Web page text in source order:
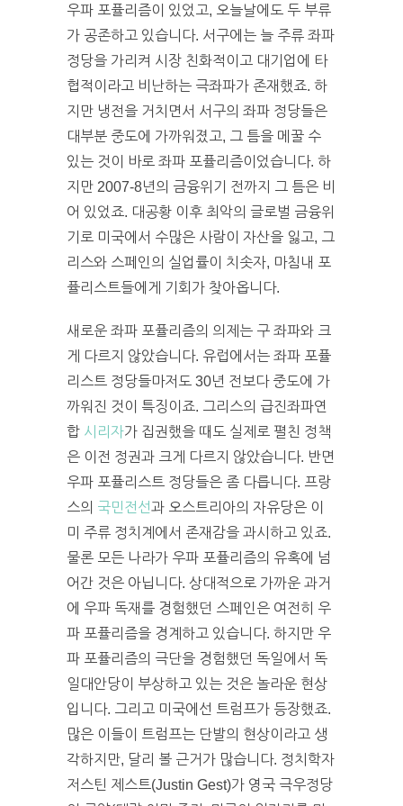
우파 포퓰리즘이 있었고, 오늘날에도 두 부류
가 공존하고 있습니다. 서구에는 늘 주류 좌파
정당을 가리켜 시장 친화적이고 대기업에 타
협적이라고 비난하는 극좌파가 존재했죠. 하
지만 냉전을 거치면서 서구의 좌파 정당들은
대부분 중도에 가까워졌고, 그 틈을 메꿀 수
있는 것이 바로 좌파 포퓰리즘이었습니다. 하
지만 2007-8년의 금융위기 전까지 그 틈은 비
어 있었죠. 대공황 이후 최악의 글로벌 금융위
기로 미국에서 수많은 사람이 자산을 잃고, 그
리스와 스페인의 실업률이 치솟자, 마침내 포
퓰리스트들에게 기회가 찾아옵니다.
새로운 좌파 포퓰리즘의 의제는 구 좌파와 크
게 다르지 않았습니다. 유럽에서는 좌파 포퓰
리스트 정당들마저도 30년 전보다 중도에 가
까워진 것이 특징이죠. 그리스의 급진좌파연
합 시리자가 집권했을 때도 실제로 펼친 정책
은 이전 정권과 크게 다르지 않았습니다. 반면
우파 포퓰리스트 정당들은 좀 다릅니다. 프랑
스의 국민전선과 오스트리아의 자유당은 이
미 주류 정치계에서 존재감을 과시하고 있죠.
물론 모든 나라가 우파 포퓰리즘의 유혹에 넘
어간 것은 아닙니다. 상대적으로 가까운 과거
에 우파 독재를 경험했던 스페인은 여전히 우
파 포퓰리즘을 경계하고 있습니다. 하지만 우
파 포퓰리즘의 극단을 경험했던 독일에서 독
일대안당이 부상하고 있는 것은 놀라운 현상
입니다. 그리고 미국에선 트럼프가 등장했죠.
많은 이들이 트럼프는 단발의 현상이라고 생
각하지만, 달리 볼 근거가 많습니다. 정치학자
저스틴 제스트(Justin Gest)가 영국 극우정당